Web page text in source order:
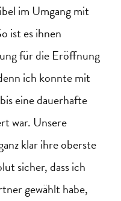
im Umgang mit
ist es ihnen
für die Eröffnung
ich konnte mit
eine dauerhafte
war. Unsere
klar ihre oberste
sicher, dass ich
gewählt habe,